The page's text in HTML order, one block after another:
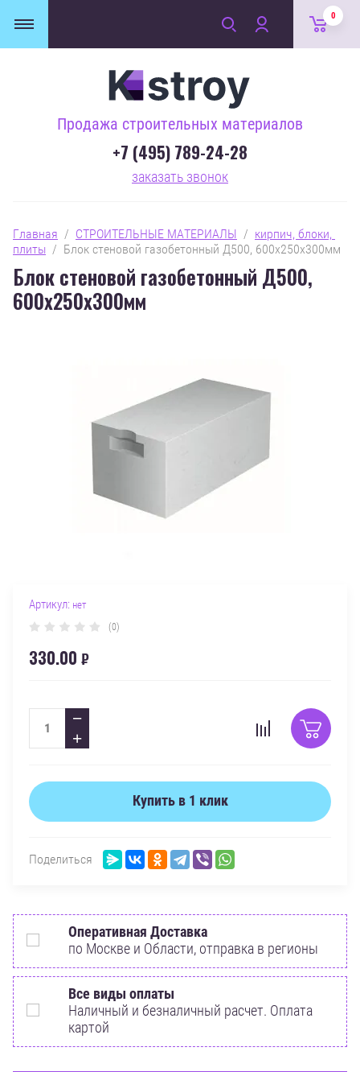
0
Продажа строительных материалов
+7 (495) 789-24-28
заказать звонок
Главная
  /
СТРОИТЕЛЬНЫЕ МАТЕРИАЛЫ
  /
кирпич, блоки,
плиты
  /  Блок стеновой газобетонный Д500, 600х250х300мм
Блок стеновой газобетонный Д500,
600х250х300мм
Артикул: нет
(0)
330.00 ₽
−
+
Купить в 1 клик
Поделиться
Оперативная Доставка
по Москве и Области, отправка в регионы
Все виды оплаты
Наличный и безналичный расчет. Оплата
картой